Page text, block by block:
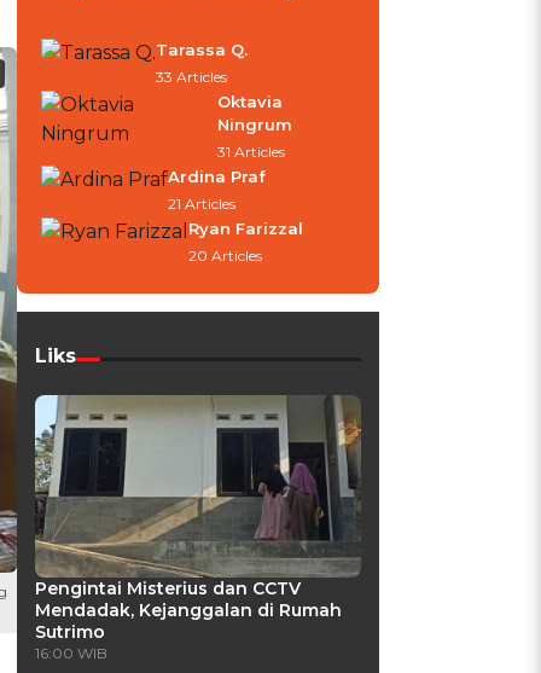
Tarassa Q.
33 Articles
Oktavia
Ningrum
31 Articles
Ardina Praf
21 Articles
Ryan Farizzal
20 Articles
Liks
Pengintai Misterius dan CCTV
Mendadak, Kejanggalan di Rumah
Sutrimo
16:00 WIB